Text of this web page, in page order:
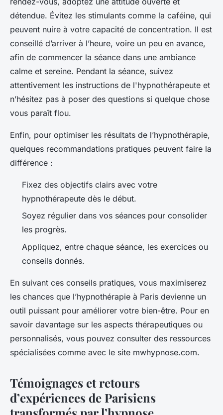
détendue. Évitez les stimulants comme la caféine, qui
peuvent nuire à votre capacité de concentration. Il est
conseillé d’arriver à l’heure, voire un peu en avance,
afin de commencer la séance dans une ambiance
calme et sereine. Pendant la séance, suivez
attentivement les instructions de l'hypnothérapeute et
n’hésitez pas à poser des questions si quelque chose
vous paraît flou.
Enfin, pour optimiser les résultats de l’hypnothérapie,
quelques recommandations pratiques peuvent faire la
différence :
Fixez des objectifs clairs avec votre
hypnothérapeute dès le début.
Soyez régulier dans vos séances pour consolider
les progrès.
Appliquez, entre chaque séance, les exercices ou
conseils donnés.
En suivant ces conseils pratiques, vous maximiserez
les chances que l’hypnothérapie à Paris devienne un
outil puissant pour améliorer votre bien-être. Pour en
savoir davantage sur les aspects thérapeutiques ou
personnalisés, vous pouvez consulter des ressources
spécialisées comme avec le site mwhypnose.com.
Témoignages et retours
d’expériences de Parisiens